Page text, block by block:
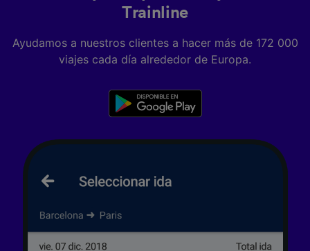
Trainline
Ayudamos a nuestros clientes a hacer más de 172 000
viajes cada día alrededor de Europa.